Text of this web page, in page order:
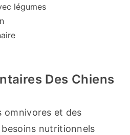
légumes
Des Chiens
omnivores et des
nutritionnels